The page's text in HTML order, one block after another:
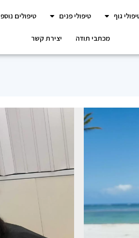
גוף טיפולי פנים טיפולים
מכתבי תודה יצירת קשר